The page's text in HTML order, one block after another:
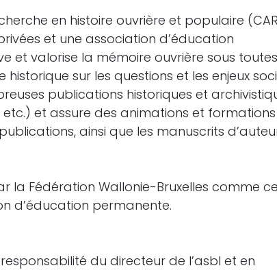
en histoire ouvrière et populaire
et une association d’éducation
et valorise la mémoire ouvrière sous
sur les questions et les enjeux
publications historiques et
etc.) et assure des animations et
ainsi que les manuscrits
la Fédération Wallonie-Bruxelles comme
d’éducation permanente.
du directeur de l’asbl et en